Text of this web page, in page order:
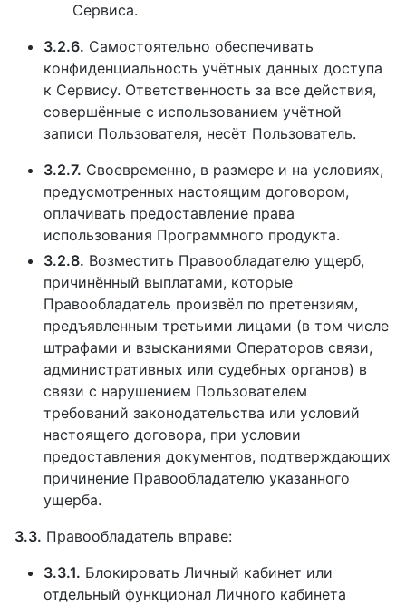
Сервиса.
3.2.6. Самостоятельно обеспечивать
конфиденциальность учётных данных доступа
к Сервису. Ответственность за все действия,
совершённые с использованием учётной
записи Пользователя, несёт Пользователь.
3.2.7. Своевременно, в размере и на условиях,
предусмотренных настоящим договором,
оплачивать предоставление права
использования Программного продукта.
3.2.8. Возместить Правообладателю ущерб,
причинённый выплатами, которые
Правообладатель произвёл по претензиям,
предъявленным третьими лицами (в том числе
штрафами и взысканиями Операторов связи,
административных или судебных органов) в
связи с нарушением Пользователем
требований законодательства или условий
настоящего договора, при условии
предоставления документов, подтверждающих
причинение Правообладателю указанного
ущерба.
3.3. Правообладатель вправе:
3.3.1. Блокировать Личный кабинет или
отдельный функционал Личного кабинета